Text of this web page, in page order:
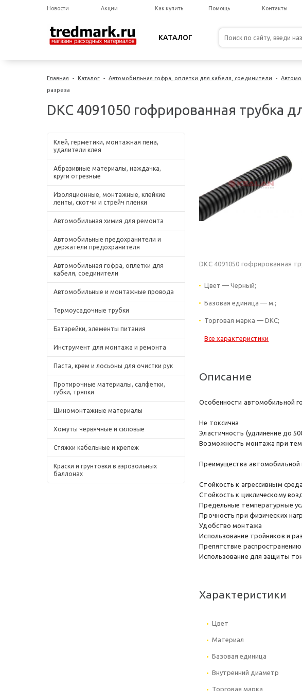
Новости Акции Как купить Помощь Контакты
КАТАЛОГ
Главная - Каталог - Автомобильная гофра, оплетки для кабеля, соединители -
разреза
DKC 4091050 гофрированная трубка
Клей, герметики, монтажная пена,
удалители клея
Абразивные материалы, наждачка,
круги отрезные
Изоляционные, монтажные, клейкие
ленты, скотчи и стрейч пленки
Автомобильная химия для ремонта
Автомобильные предохранители и
держатели предохранителя
Автомобильная гофра, оплетки для
кабеля, соединители
Автомобильные и монтажные провода
Термоусадочные трубки
Батарейки, элементы питания
Инструмент для монтажа и ремонта
Паста, крем и лосьоны для очистки рук
Протирочные материалы, салфетки,
губки, тряпки
Шиномонтажные материалы
Хомуты червячные и силовые
Стяжки кабельные и крепеж
Краски и грунтовки в аэрозольных
баллонах
DKC 4091050 гофрированная
Цвет — Черный;
Базовая единица — м.;
Торговая марка — DKC;
Все характеристики
Описание
Особенности автомобильной
Не токсична
Эластичность (удлинение до
Возможность монтажа при
Преимущества
Стойкость к агрессивным
Стойкость к циклическому
Предельные температурные
Прочность при физических
Удобство монтажа
Использование тройников и
Препятствие
Использование для защиты
Характеристики
Цвет
Материал
Базовая единица
Внутренний диаметр
Торговая марка